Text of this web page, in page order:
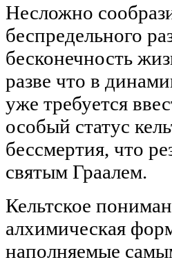
Несложно
беспредельного
бесконечность
разве что в
уже требуется
особый статус
бессмертия, что
святым Граалем.
Кельтское
алхимическая
наполняемые